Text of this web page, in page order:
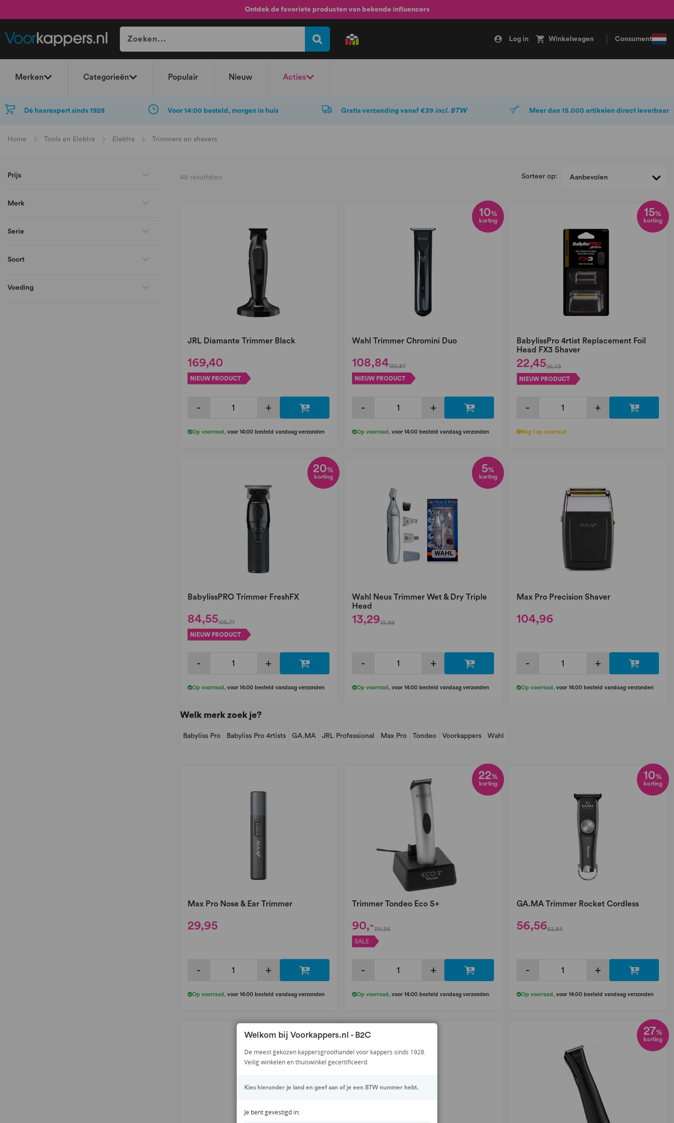
Ontdek de favoriete producten van bekende influencers
Log in Winkelwagen Consument
Merken Categorieën Populair Nieuw Acties
Dé haarexpert sinds 1928 Voor 14:00 besteld, morgen in huis Gratis verzending vanaf €39 incl. BTW Meer dan 15.000 artikelen direct leverbaar
Home Tools en Elektra Elektra Trimmers en shavers
48 resultaten Sorteer op:
JRL Diamante Trimmer Black
169,40
NIEUW PRODUCT
- +
Op voorraad , voor 14:00 besteld vandaag verzonden
10%
korting
Wahl Trimmer Chromini Duo
108,84120,87
NIEUW PRODUCT
- +
Op voorraad , voor 14:00 besteld vandaag verzonden
15%
korting
BabylissPro 4rtist Replacement Foil
Head FX3 Shaver
22,4526,43
NIEUW PRODUCT
- +
Nog 1 op voorraad
20%
korting
BabylissPRO Trimmer FreshFX
84,55105,71
NIEUW PRODUCT
- +
Op voorraad , voor 14:00 besteld vandaag verzonden
5%
korting
Wahl Neus Trimmer Wet & Dry Triple
Head
13,2913,99
- +
Op voorraad , voor 14:00 besteld vandaag verzonden
Max Pro Precision Shaver
104,96
- +
Op voorraad ,voor 14:00 besteld vandaag verzonden
Welk merk zoek je?
Babyliss Pro Babyliss Pro 4rtists GA.MA JRL Professional Max Pro Tondeo Voorkappers Wahl
Max Pro Nose & Ear Trimmer
29,95
- +
Op voorraad , voor 14:00 besteld vandaag verzonden
22%
korting
Trimmer Tondeo Eco S+
90,-114,95
SALE
- +
Op voorraad , voor 14:00 besteld vandaag verzonden
10%
korting
GA.MA Trimmer Rocket Cordless
56,5662,84
- +
Op voorraad ,voor 14:00 besteld vandaag verzonden
27%
korting
Soort
Prijs
Merk
Serie
Voeding
Welkom bij Voorkappers.nl - B2C
De meest gekozen kappersgroothandel voor kappers sinds 1928.
Veilig winkelen en thuiswinkel gecertificeerd.
Kies hieronder je land en geef aan of je een BTW nummer hebt.
Je bent gevestigd in: